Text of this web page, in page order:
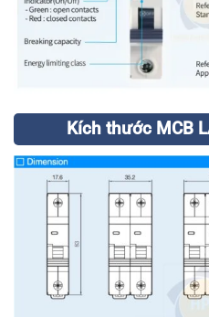
Kích thước MCB